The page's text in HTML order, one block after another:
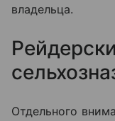
владельца.
Отдельного